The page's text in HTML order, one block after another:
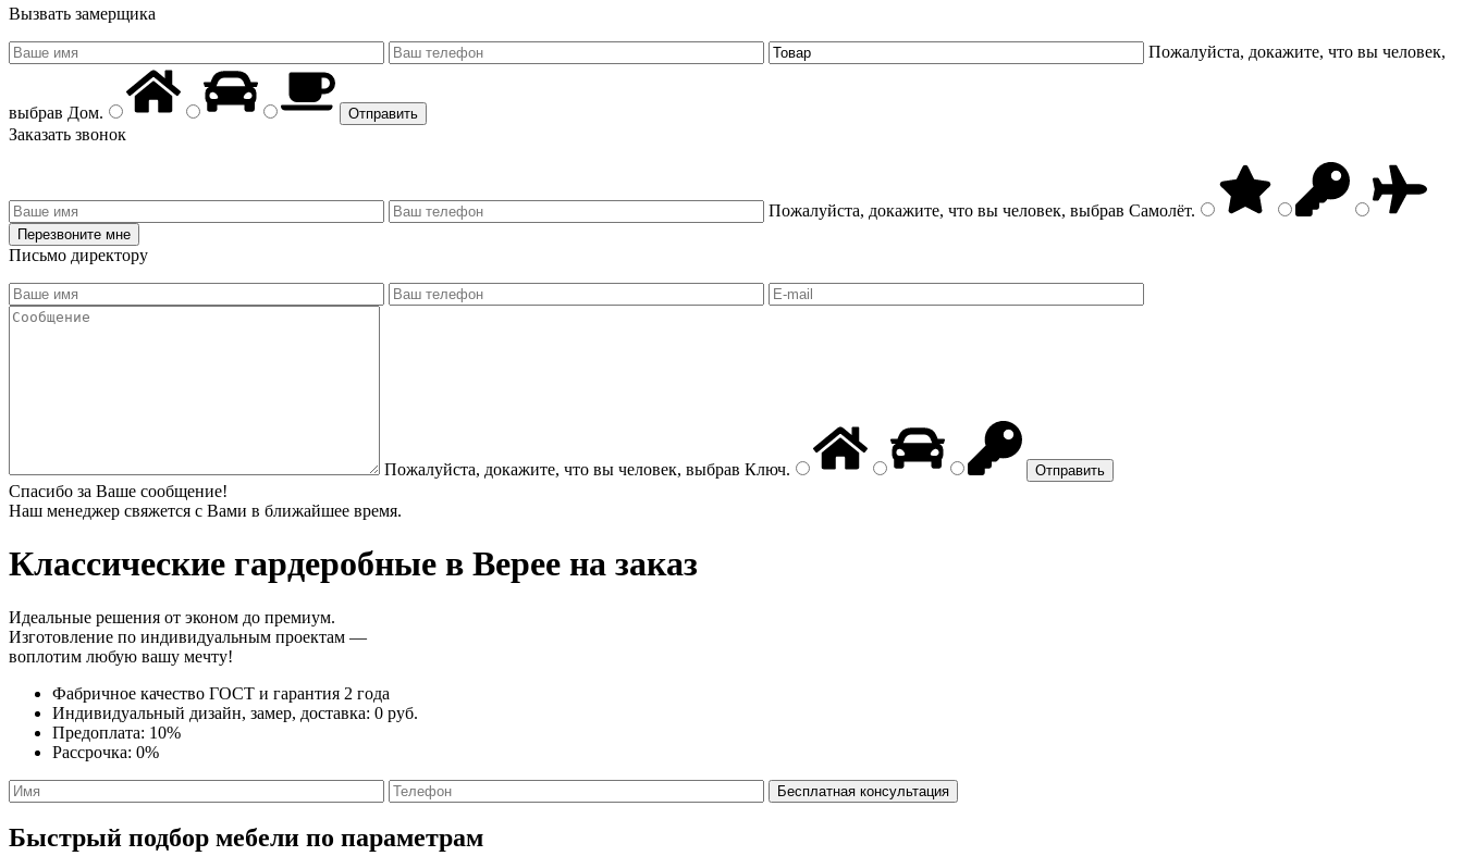
Вызвать замерщика
Пожалуйста, докажите, что вы человек,
выбрав Дом.
Заказать звонок
Пожалуйста, докажите, что вы человек, выбрав Самолёт.
Письмо директору
Пожалуйста, докажите, что вы человек, выбрав Ключ.
Спасибо за Ваше сообщение!
Наш менеджер свяжется с Вами в ближайшее время.
Классические гардеробные в Верее на заказ
Идеальные решения от эконом до премиум.
Изготовление по индивидуальным проектам —
воплотим любую вашу мечту!
Фабричное качество ГОСТ и гарантия 2 года
Индивидуальный дизайн, замер, доставка: 0 руб.
Предоплата: 10%
Рассрочка: 0%
Быстрый подбор мебели по параметрам